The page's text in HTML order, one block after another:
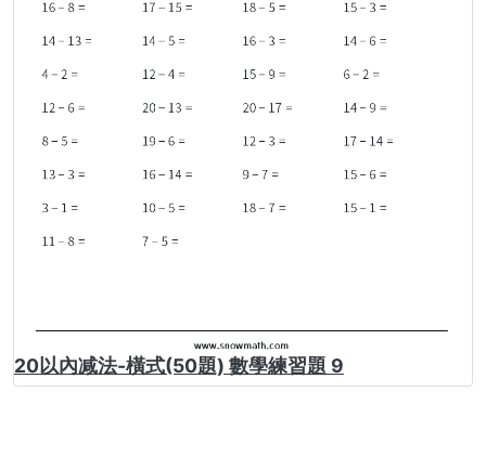
20以內减法-橫式(50題) 數學練習題 9